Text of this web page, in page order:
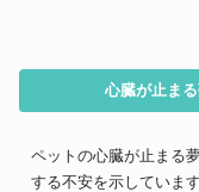
心臓が止ま
ペットの心臓が止まる
する不安を示しています